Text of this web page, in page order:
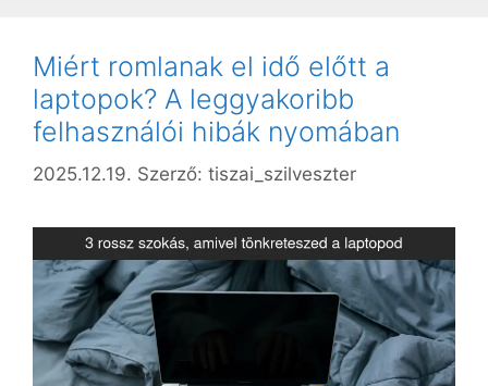
Miért romlanak el idő előtt a
laptopok? A leggyakoribb
felhasználói hibák nyomában
2025.12.19. Szerző: tiszai_szilveszter